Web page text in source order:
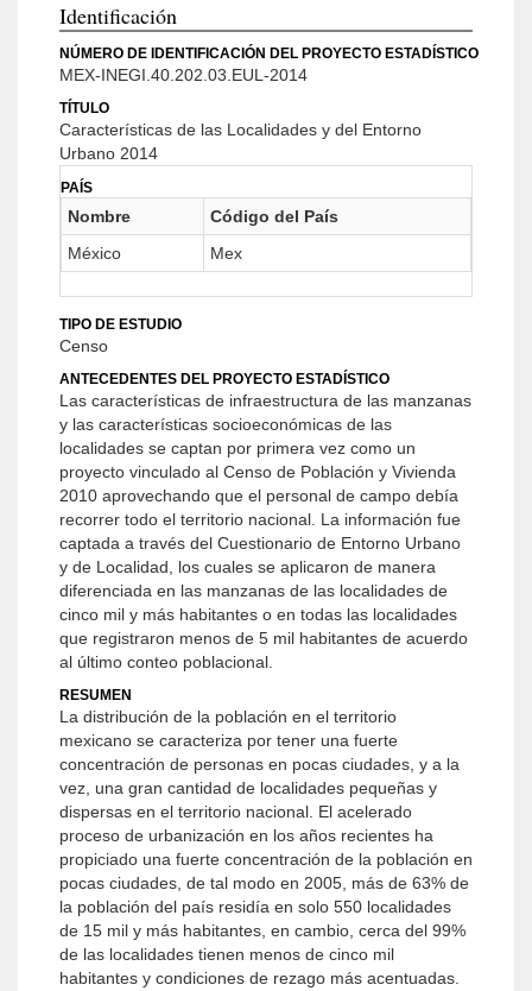
Identificación
NÚMERO DE IDENTIFICACIÓN DEL PROYECTO ESTADÍSTICO
MEX-INEGI.40.202.03.EUL-2014
TÍTULO
Características de las Localidades y del Entorno
Urbano 2014
PAÍS
Nombre
Código del País
México
Mex
TIPO DE ESTUDIO
Censo
ANTECEDENTES DEL PROYECTO ESTADÍSTICO
Las características de infraestructura de las manzanas
y las características socioeconómicas de las
localidades se captan por primera vez como un
proyecto vinculado al Censo de Población y Vivienda
2010 aprovechando que el personal de campo debía
recorrer todo el territorio nacional. La información fue
captada a través del Cuestionario de Entorno Urbano
y de Localidad, los cuales se aplicaron de manera
diferenciada en las manzanas de las localidades de
cinco mil y más habitantes o en todas las localidades
que registraron menos de 5 mil habitantes de acuerdo
al último conteo poblacional.
RESUMEN
La distribución de la población en el territorio
mexicano se caracteriza por tener una fuerte
concentración de personas en pocas ciudades, y a la
vez, una gran cantidad de localidades pequeñas y
dispersas en el territorio nacional. El acelerado
proceso de urbanización en los años recientes ha
propiciado una fuerte concentración de la población en
pocas ciudades, de tal modo en 2005, más de 63% de
la población del país residía en solo 550 localidades
de 15 mil y más habitantes, en cambio, cerca del 99%
de las localidades tienen menos de cinco mil
habitantes y condiciones de rezago más acentuadas.